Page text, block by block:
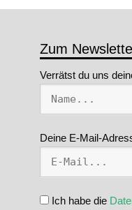
Zum
Verrätst du uns
Deine E-Mail-
Ich habe die